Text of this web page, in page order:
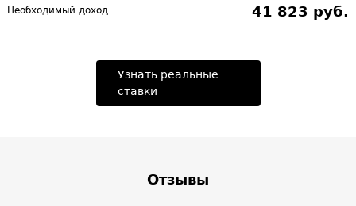
Необходимый доход 41 823 руб.
Узнать реальные
ставки
Отзывы